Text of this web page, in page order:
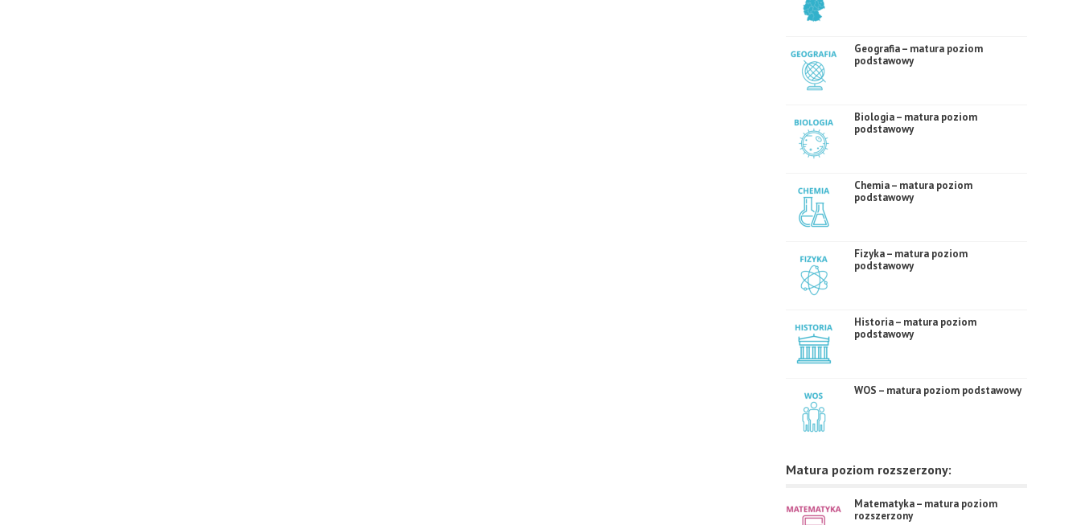
Geografia – matura poziom
podstawowy
Biologia – matura poziom
podstawowy
Chemia – matura poziom
podstawowy
Fizyka – matura poziom
podstawowy
Historia – matura poziom
podstawowy
WOS – matura poziom podstawowy
Matura poziom rozszerzony:
Matematyka – matura poziom
rozszerzony